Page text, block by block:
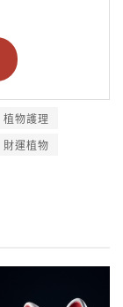
植物護理
財運植物